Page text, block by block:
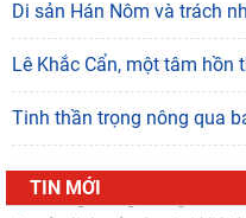
Di sản Hán Nôm và trách
Lê Khắc Cẩn, một tâm hồn
Tinh thần trọng nông qua
TIN MỚI